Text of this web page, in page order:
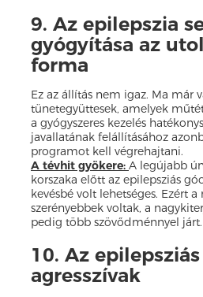
9. Az epilepszia
gyógyítása az
forma
Ez az állítás nem igaz. Ma már
tünetegyüttesek, amelyek
a gyógyszeres kezelés
javallatának felállításához
programot kell végrehajtani.
A tévhit gyökere: A legújabb
korszaka előtt az epilepsziás
kevésbé volt lehetséges. Ezért
szerényebbek voltak, a
pedig több szövődménnyel járt.
10. Az
agresszívak